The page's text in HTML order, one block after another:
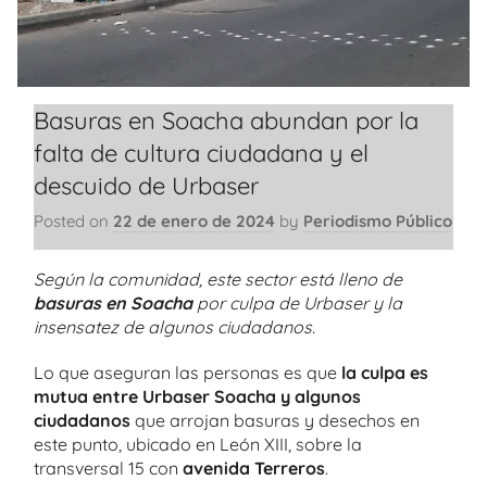
Basuras en Soacha abundan por la
falta de cultura ciudadana y el
descuido de Urbaser
Posted on 22 de enero de 2024 by Periodismo Público
Según la comunidad, este sector está lleno de
basuras en Soachapor culpa de Urbaser y la
insensatez de algunos ciudadanos.
Lo que aseguran las personas es que la culpa es
mutua entre Urbaser Soacha y algunos
ciudadanos que arrojan basuras y desechos en
este punto, ubicado en León XIII, sobre la
transversal 15 con avenida Terreros.